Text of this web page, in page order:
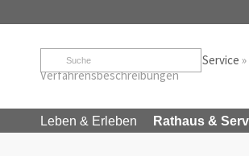
Startseite Service »
Verfahrensbeschreibungen
Leben & Erleben Rathaus &